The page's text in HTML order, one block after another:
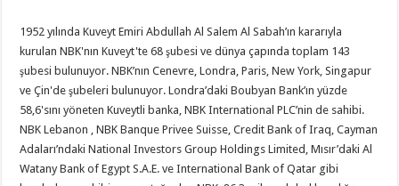
1952 yılında Kuveyt Emiri Abdullah Al Salem Al Sabah’ın kararıyla
kurulan NBK'nın Kuveyt'te 68 şubesi ve dünya çapında toplam 143
şubesi bulunuyor. NBK’nın Cenevre, Londra, Paris, New York, Singapur
ve Çin'de şubeleri bulunuyor. Londra’daki Boubyan Bank’ın yüzde
58,6'sını yöneten Kuveytli banka, NBK International PLC’nin de sahibi.
NBK Lebanon , NBK Banque Privee Suisse, Credit Bank of Iraq, Cayman
Adaları’ndaki National Investors Group Holdings Limited, Mısır’daki Al
Watany Bank of Egypt S.A.E. ve International Bank of Qatar gibi